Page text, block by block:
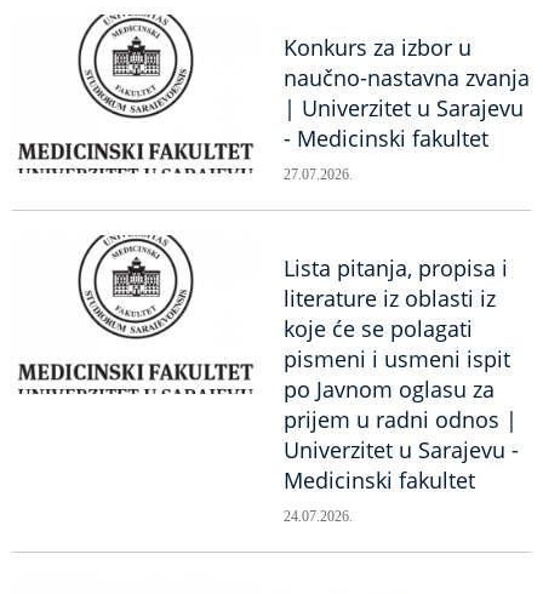
Konkurs za izbor u
naučno-nastavna zvanja
| Univerzitet u Sarajevu
- Medicinski fakultet
27.07.2026.
Lista pitanja, propisa i
literature iz oblasti iz
koje će se polagati
pismeni i usmeni ispit
po Javnom oglasu za
prijem u radni odnos |
Univerzitet u Sarajevu -
Medicinski fakultet
24.07.2026.